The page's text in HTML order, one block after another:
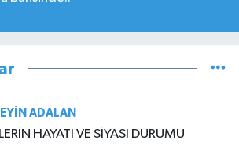
ADALAN
HAYATI VE SİYASİ DURUMU